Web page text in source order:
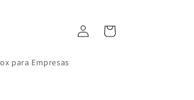
para Empresas
sesión
Carrito